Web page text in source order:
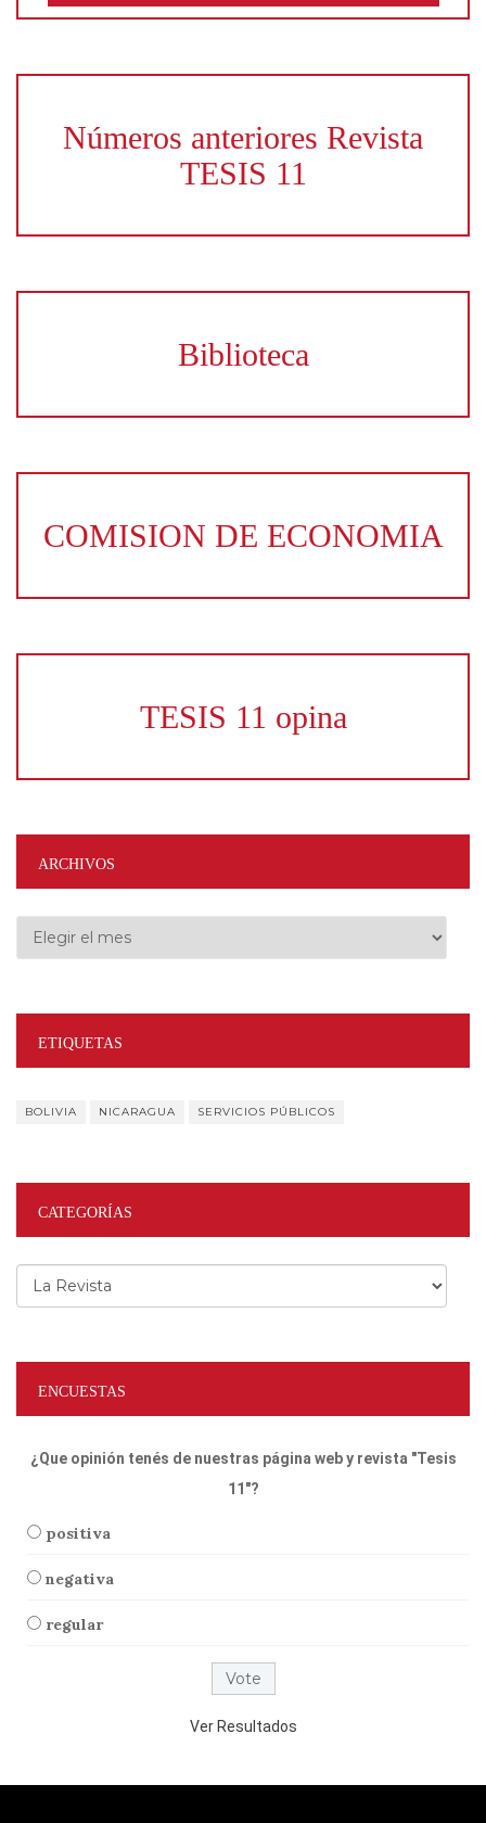
Números anteriores Revista
TESIS 11
Biblioteca
COMISION DE ECONOMIA
TESIS 11 opina
ARCHIVOS
Archivos
ETIQUETAS
BOLIVIA NICARAGUA SERVICIOS PÚBLICOS
CATEGORÍAS
Categorías
ENCUESTAS
¿Que opinión tenés de nuestras página web y revista "Tesis
11"?
positiva
negativa
regular
Ver Resultados